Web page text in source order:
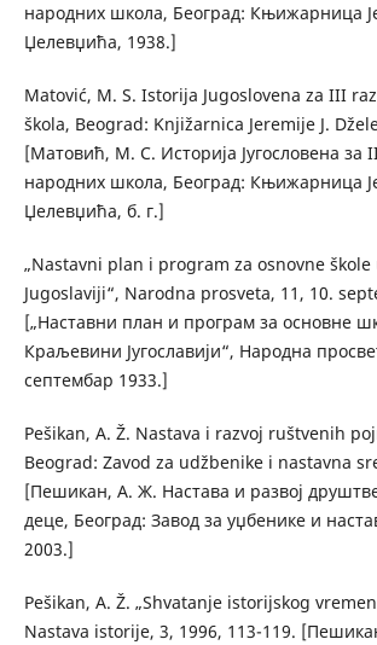
народних школа, Београд: Књижарница
Џелевџића, 1938.]
Matović, M. S. Istorija Jugoslovena za III
škola, Beograd: Knjižarnica Jeremije J.
[Матовић, М. С. Историја Југословена за
народних школа, Београд: Књижарница
Џелевџића, б. г.]
„Nastavni plan i program za osnovne
Jugoslaviji“, Narodna prosveta, 11, 10.
[„Наставни план и програм за основне
Краљевини Југославији“, Народна
септембар 1933.]
Pešikan, A. Ž. Nastava i razvoj ruštvenih
Beograd: Zavod za udžbenike i nastavna
[Пешикан, А. Ж. Настава и развој
деце, Београд: Завод за уџбенике и
2003.]
Pešikan, A. Ž. „Shvatanje istorijskog
Nastava istorije, 3, 1996, 113-119.